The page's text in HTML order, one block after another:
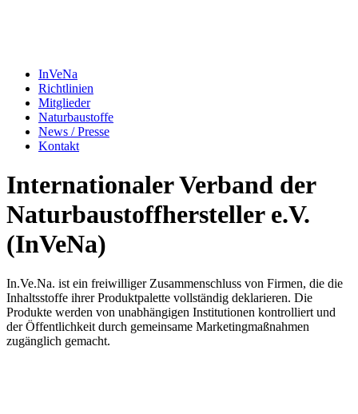
InVeNa
Richtlinien
Mitglieder
Naturbaustoffe
News / Presse
Kontakt
Internationaler Verband der
Naturbaustoffhersteller e.V.
(InVeNa)
In.Ve.Na. ist ein freiwilliger Zusammenschluss von Firmen, die die
Inhaltsstoffe ihrer Produktpalette vollständig de­klarieren. Die
Produkte werden von unabhängigen Institutionen kontrolliert und
der Öffentlichkeit durch gemeinsame Marketingmaßnahmen
zugänglich gemacht.